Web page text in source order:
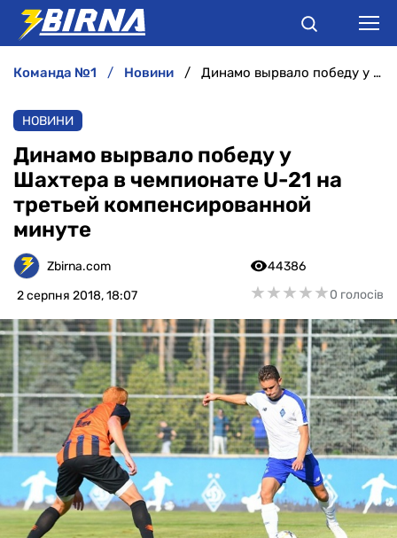
АНАЛІТИКА
ІНТЕРВ'Ю
РІЗНЕ
БУКМЕКЕРИ
команда №1 новини Динамо вырвало победу у Шахтера в чемпионате U-21 на третьей компенсированной минуте
НОВИНИ
Динамо вырвало победу у
Шахтера в чемпионате U-21 на
третьей компенсированной
минуте
Zbirna.com
2 серпня 2018, 18:07
44386
★★★★★
★★★★★0 голосів